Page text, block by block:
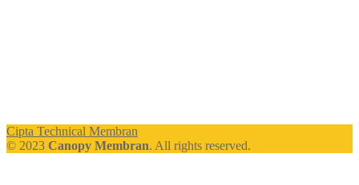
Cipta Technical Membran
© 2023 Canopy Membran. All rights reserved.